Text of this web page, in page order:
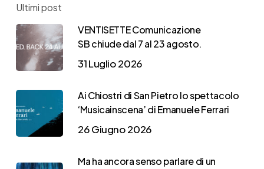
Ultimi post
VENTISETTE Comunicazione
SB chiude dal 7 al 23 agosto.
31 Luglio 2026
Ai Chiostri di San Pietro lo spettacolo
‘Musicainscena’ di Emanuele Ferrari
26 Giugno 2026
Ma ha ancora senso parlare di un